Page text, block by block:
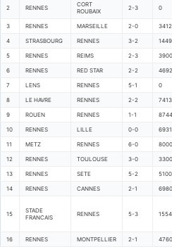
2 RENNES
CORT
ROUBAIX
2-3 0
3 RENNES MARSEILLE 2-0 3412
4 STRASBOURG RENNES 3-2
5 RENNES REIMS 2-3 3900
6 RENNES RED STAR 2-2 4692
7 LENS RENNES 5-1 0
8 LE HAVRE RENNES 2-2 7413
9 ROUEN RENNES 1-1 8744
10 RENNES LILLE 0-0 6931
11 METZ RENNES 6-0 8000
12 RENNES TOULOUSE 3-0 3300
13 RENNES SETE 5-2 5100
14 RENNES CANNES 2-1 6980
15
STADE
FRANCAIS
RENNES 5-3
16 RENNES MONTPELLIER 2-1 4760